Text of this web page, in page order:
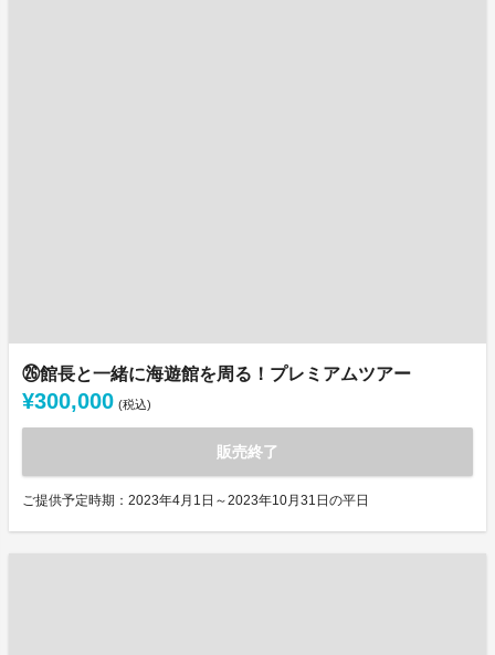
㉖館長と一緒に海遊館を周る！プレミアムツアー
¥300,000 (税込)
販売終了
ご提供予定時期：2023年4月1日～2023年10月31日の平日